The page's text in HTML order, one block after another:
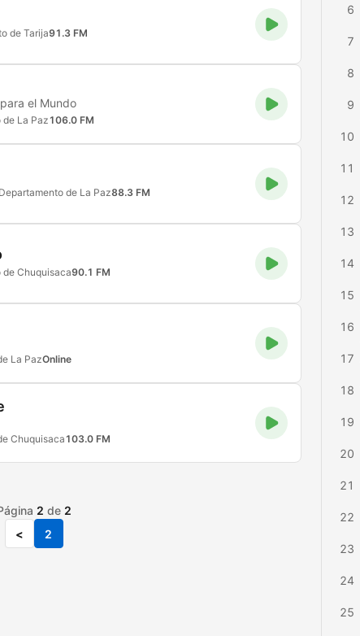
de Tarija91.3 FM
el Mundo
de La Paz106.0 FM
Departamento de La Paz88.3 FM
de Chuquisaca90.1 FM
La PazOnline
Chuquisaca103.0 FM
2 de 2
<
2
6
7
8
9
10
11
12
13
14
15
16
17
18
19
20
21
22
23
24
25